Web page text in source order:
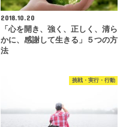
2018.10.20
「心を開き、強く、正しく、清ら
かに、感謝して生きる」５つの方
法
挑戦・実行・行動